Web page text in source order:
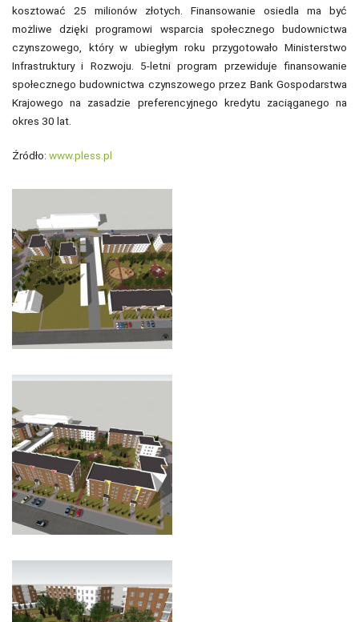
kosztować 25 milionów złotych. Finansowanie osiedla ma być
możliwe dzięki programowi wsparcia społecznego budownictwa
czynszowego, który w ubiegłym roku przygotowało Ministerstwo
Infrastruktury i Rozwoju. 5-letni program przewiduje finansowanie
społecznego budownictwa czynszowego przez Bank Gospodarstwa
Krajowego na zasadzie preferencyjnego kredytu zaciąganego na
okres 30 lat.
Źródło: www.pless.pl